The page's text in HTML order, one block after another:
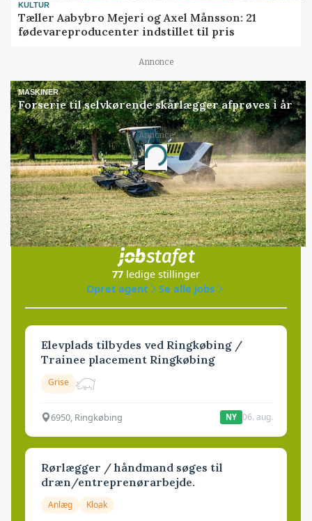
KULTUR
Tæller Aabybro Mejeri og Axel Månsson: 21
fødevareproducenter indstillet til pris
Annonce
MASKINER
Forserie til selvkørende skårlægger afprøves i år
Annonce
Loading...
Jobs
i samarbejde med
77 ledige stillinger
Opret agent
Se alle jobs
Elevplads tilbydes ved Ringkøbing /
Trainee placement Ringkøbing
Grise
6950, Ringkøbing NY 06. aug.
Rørlægger / håndmand søges til
dræn/entreprenørarbejde.
Anlæg Kloak